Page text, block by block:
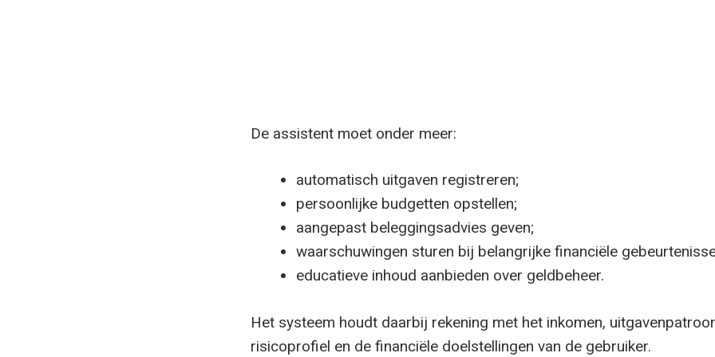
De assistent moet onder meer:
automatisch uitgaven registreren;
persoonlijke budgetten opstellen;
aangepast beleggingsadvies geven;
waarschuwingen sturen bij belangrijke financiële
educatieve inhoud aanbieden over geldbeheer.
Het systeem houdt daarbij rekening met het inkomen,
risicoprofiel en de financiële doelstellingen van de gebruiker.